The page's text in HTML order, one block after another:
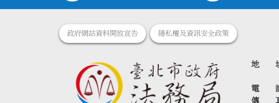
政府網站資料開放宣告 隱私權及資訊安全政策
地
電
傳